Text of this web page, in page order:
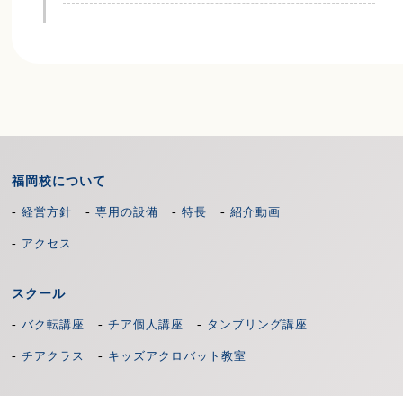
福岡校について
-経営方針 -専用の設備 -特長 -紹介動画
- アクセス
スクール
-バク転講座 -チア個人講座 - タンブリング講座
-チアクラス - キッズアクロバット教室